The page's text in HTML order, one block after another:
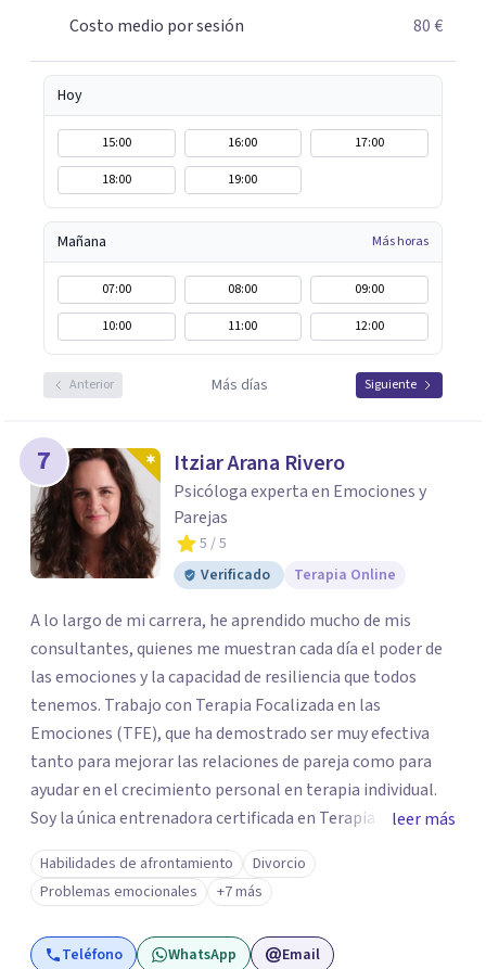
Costo medio por sesión
80 €
Hoy
15:00 16:00
17:00
18:00
19:00
Mañana Más horas
07:00 08:00
09:00
10:00
11:00 12:00
Anterior Más días Siguiente
7 Itziar Arana Rivero
Psicóloga experta en Emociones y
Parejas
5 / 5
Verificado
Terapia Online
A lo largo de mi carrera, he aprendido mucho de mis
consultantes, quienes me muestran cada día el poder de
las emociones y la capacidad de resiliencia que todos
tenemos. Trabajo con Terapia Focalizada en las
Emociones (TFE), que ha demostrado ser muy efectiva
tanto para mejorar las relaciones de pareja como para
ayudar en el crecimiento personal en terapia individual.
Soy la única entrenadora certificada en Terapia
Focalizada en las Emociones (TFE) en España, además de
supervisora y terapeuta certificada. La TFE ha
demostrado una mejora significativa en las relaciones,
con un 70-75% de éxito y felicidad duradera. Este enfoque
también transforma la vida en terapia individual,
leer más
Habilidades de afrontamiento
Divorcio
Problemas emocionales
+7 más
Teléfono WhatsApp Email